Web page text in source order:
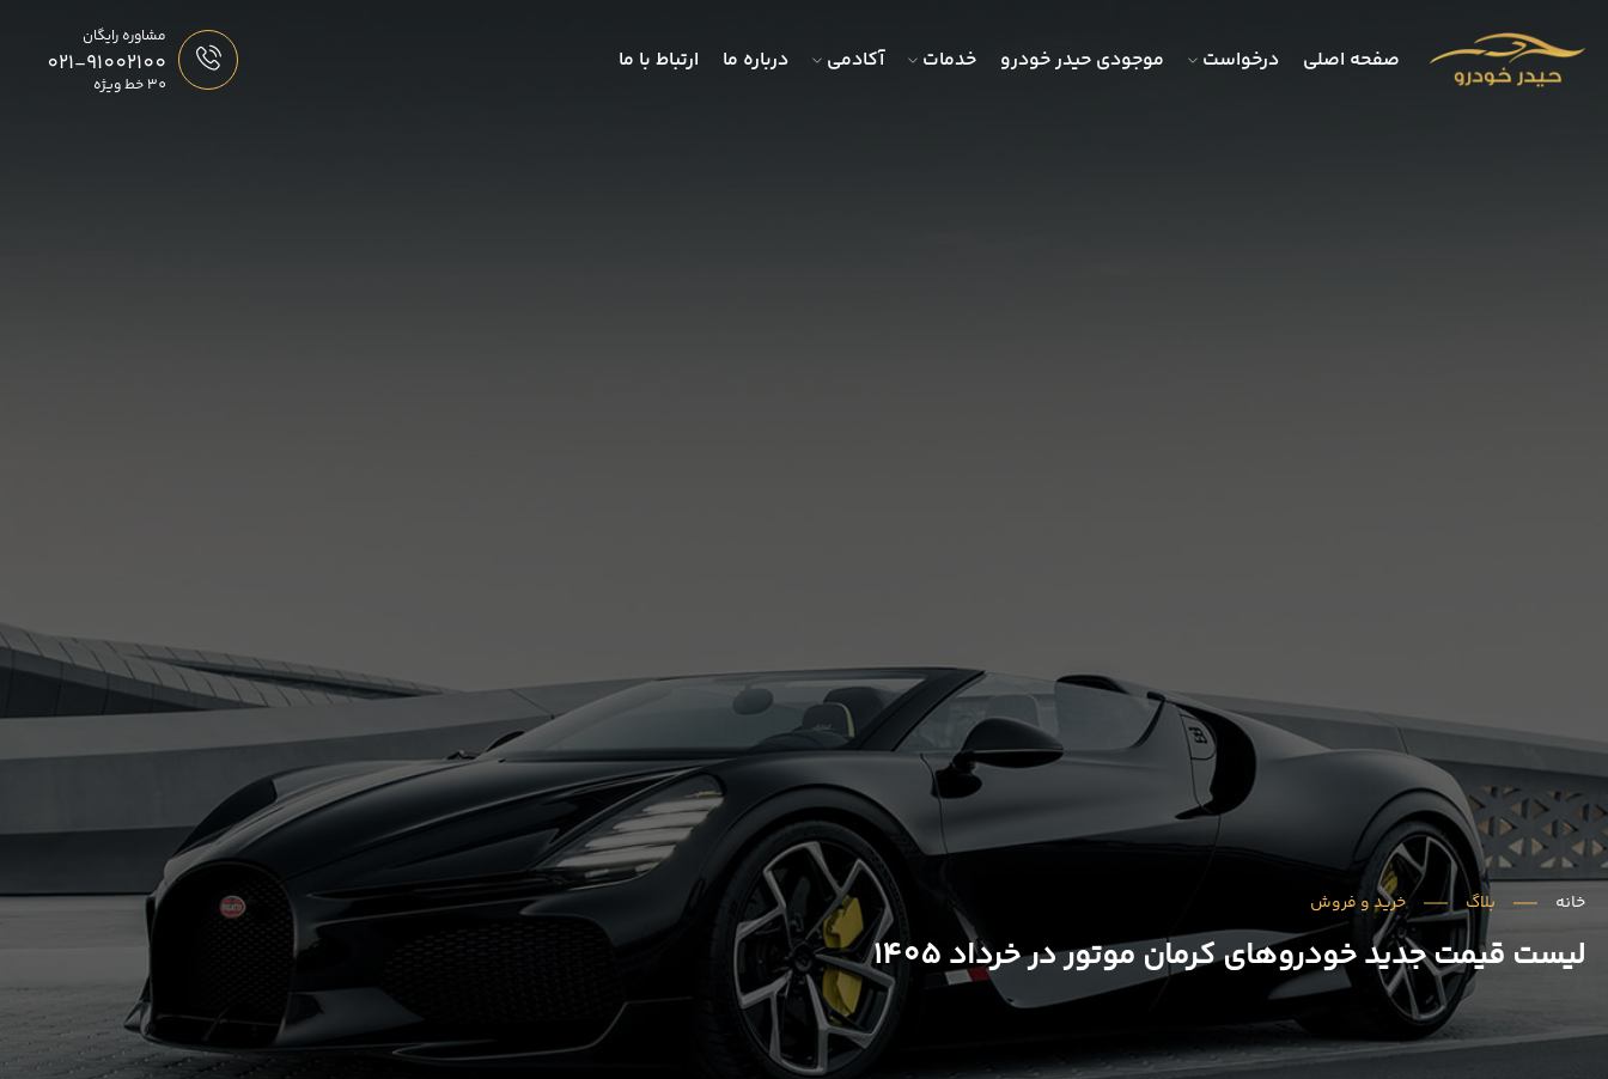
صفحه اصلی درخواست موجودی حیدر خودرو خدمات آکادمی درباره ما ارتباط با ما
مشاوره رایگان
021-91002100
30 خط ویژه
خانه بلاگ خرید و فروش
لیست قیمت جدید خودروهای کرمان موتور در خرداد 1405